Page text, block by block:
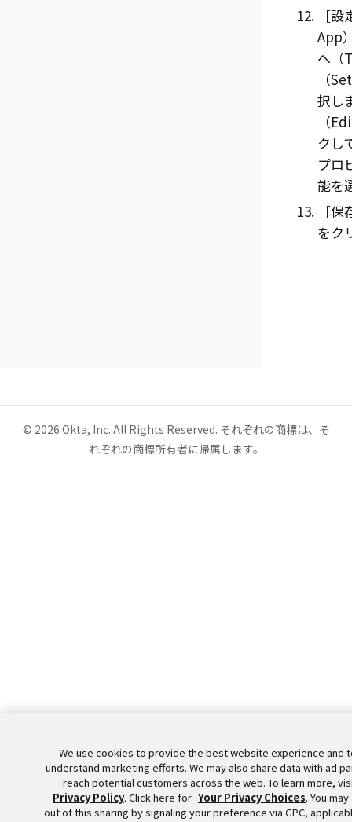
設
App
へ（
（
択し
（
クし
プロ
能を
保
をク
© 2026 Okta, Inc. All Rights Reserved. それぞれの商標は、そ
れぞれの商標所有者に帰属します。
We use cookies to provide the best website experience and
understand marketing efforts. We may also share data with ad
reach potential customers across the web. To learn more,
Privacy Policy. Click here for Your Privacy Choices. You
out of this sharing by signaling your preference via GPC,